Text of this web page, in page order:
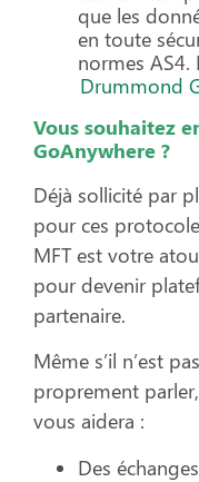
que les
en toute
normes
Drummond
Vous souhaitez
GoAnywhere ?
Déjà sollicité par
pour ces
MFT est votre
pour devenir
partenaire.
Même s’il n’est
proprement
vous aidera :
Des